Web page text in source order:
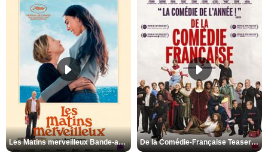
Les Matins merveilleux Bande-annonce VF De la Comédie-Française Teaser VF